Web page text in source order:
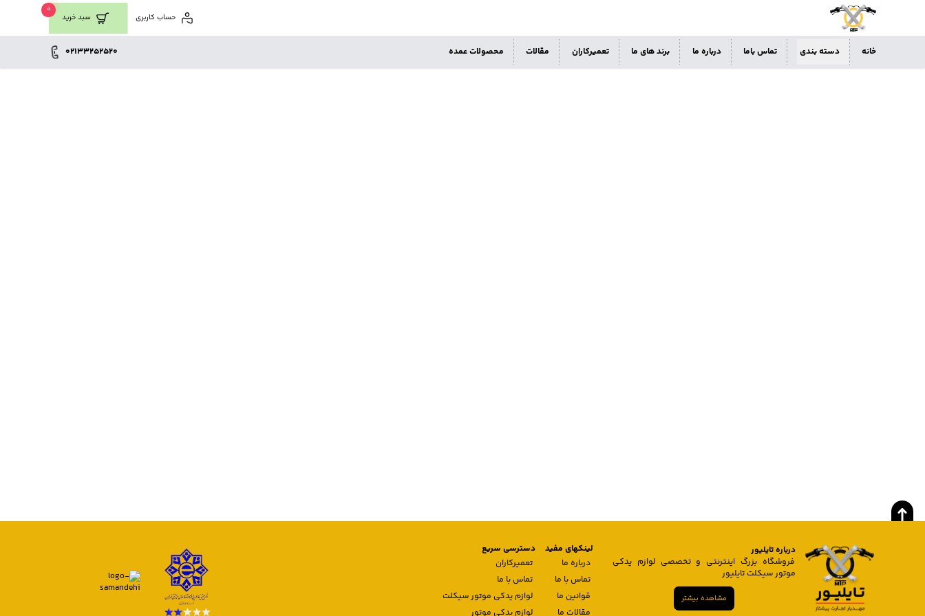
سبد خرید
0
حساب کاربری
خانه دسته بندی تماس باما درباره ما برند های ما تعمیرکاران مقالات محصولات عمده 02133252520
درباره تایلیور
فروشگاه بزرگ اینترنتی و تخصصی لوازم یدکی
موتور سیکلت تایلیور
مشاهده بیشتر
لینکهای مفید
درباره ما
تماس با ما
قوانین ما
مقالات ما
دسترسی سریع
تعمیرکاران
تماس با ما
لوازم یدکی موتور سیکلت
لوازم یدکی موتور